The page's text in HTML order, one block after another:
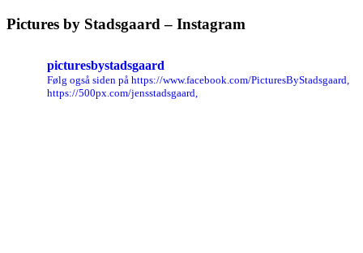
Pictures by Stadsgaard – Instagram
picturesbystadsgaard
Følg også siden på https://www.facebook.com/PicturesByStadsgaard,
https://500px.com/jensstadsgaard,